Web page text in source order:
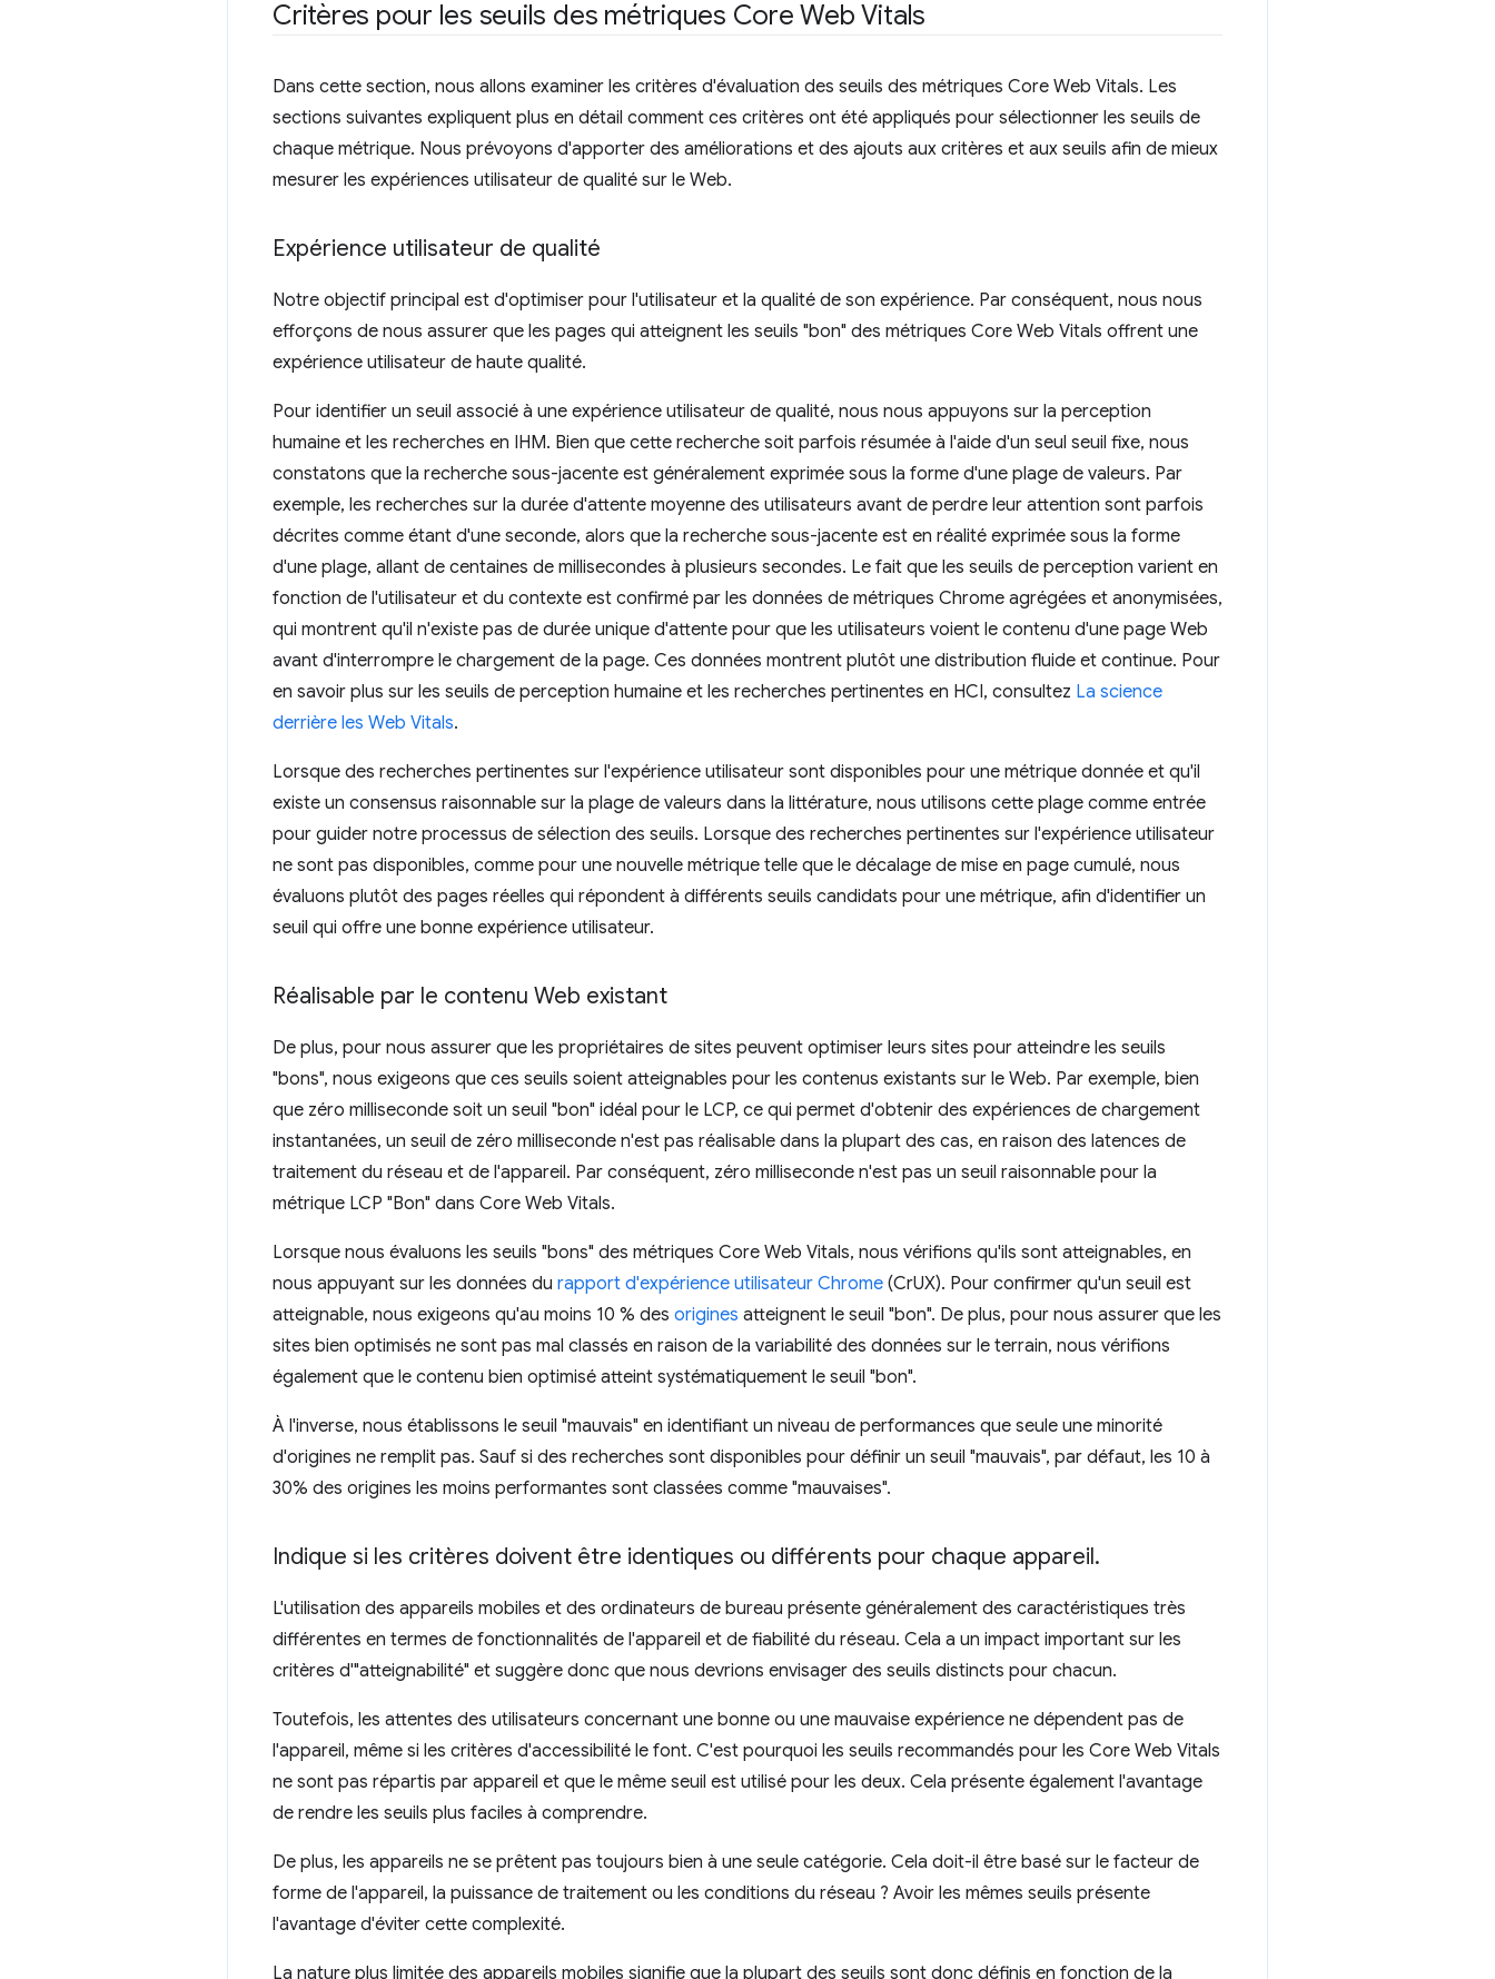
Critères pour les seuils des métriques Core Web Vitals
Dans cette section, nous allons examiner les critères d'évaluation des seuils des métriques Core Web Vitals. Les
sections suivantes expliquent plus en détail comment ces critères ont été appliqués pour sélectionner les seuils de
chaque métrique. Nous prévoyons d'apporter des améliorations et des ajouts aux critères et aux seuils afin de mieux
mesurer les expériences utilisateur de qualité sur le Web.
Expérience utilisateur de qualité
Notre objectif principal est d'optimiser pour l'utilisateur et la qualité de son expérience. Par conséquent, nous nous
efforçons de nous assurer que les pages qui atteignent les seuils "bon" des métriques Core Web Vitals offrent une
expérience utilisateur de haute qualité.
Pour identifier un seuil associé à une expérience utilisateur de qualité, nous nous appuyons sur la perception
humaine et les recherches en IHM. Bien que cette recherche soit parfois résumée à l'aide d'un seul seuil fixe, nous
constatons que la recherche sous-jacente est généralement exprimée sous la forme d'une plage de valeurs. Par
exemple, les recherches sur la durée d'attente moyenne des utilisateurs avant de perdre leur attention sont parfois
décrites comme étant d'une seconde, alors que la recherche sous-jacente est en réalité exprimée sous la forme
d'une plage, allant de centaines de millisecondes à plusieurs secondes. Le fait que les seuils de perception varient en
fonction de l'utilisateur et du contexte est confirmé par les données de métriques Chrome agrégées et anonymisées,
qui montrent qu'il n'existe pas de durée unique d'attente pour que les utilisateurs voient le contenu d'une page Web
avant d'interrompre le chargement de la page. Ces données montrent plutôt une distribution fluide et continue. Pour
en savoir plus sur les seuils de perception humaine et les recherches pertinentes en HCI, consultez La science
derrière les Web Vitals.
Lorsque des recherches pertinentes sur l'expérience utilisateur sont disponibles pour une métrique donnée et qu'il
existe un consensus raisonnable sur la plage de valeurs dans la littérature, nous utilisons cette plage comme entrée
pour guider notre processus de sélection des seuils. Lorsque des recherches pertinentes sur l'expérience utilisateur
ne sont pas disponibles, comme pour une nouvelle métrique telle que le décalage de mise en page cumulé, nous
évaluons plutôt des pages réelles qui répondent à différents seuils candidats pour une métrique, afin d'identifier un
seuil qui offre une bonne expérience utilisateur.
Réalisable par le contenu Web existant
De plus, pour nous assurer que les propriétaires de sites peuvent optimiser leurs sites pour atteindre les seuils
"bons", nous exigeons que ces seuils soient atteignables pour les contenus existants sur le Web. Par exemple, bien
que zéro milliseconde soit un seuil "bon" idéal pour le LCP, ce qui permet d'obtenir des expériences de chargement
instantanées, un seuil de zéro milliseconde n'est pas réalisable dans la plupart des cas, en raison des latences de
traitement du réseau et de l'appareil. Par conséquent, zéro milliseconde n'est pas un seuil raisonnable pour la
métrique LCP "Bon" dans Core Web Vitals.
Lorsque nous évaluons les seuils "bons" des métriques Core Web Vitals, nous vérifions qu'ils sont atteignables, en
nous appuyant sur les données du rapport d'expérience utilisateur Chrome (CrUX). Pour confirmer qu'un seuil est
atteignable, nous exigeons qu'au moins 10 % des origines atteignent le seuil "bon". De plus, pour nous assurer que les
sites bien optimisés ne sont pas mal classés en raison de la variabilité des données sur le terrain, nous vérifions
également que le contenu bien optimisé atteint systématiquement le seuil "bon".
À l'inverse, nous établissons le seuil "mauvais" en identifiant un niveau de performances que seule une minorité
d'origines ne remplit pas. Sauf si des recherches sont disponibles pour définir un seuil "mauvais", par défaut, les 10 à
30% des origines les moins performantes sont classées comme "mauvaises".
Indique si les critères doivent être identiques ou différents pour chaque appareil.
L'utilisation des appareils mobiles et des ordinateurs de bureau présente généralement des caractéristiques très
différentes en termes de fonctionnalités de l'appareil et de fiabilité du réseau. Cela a un impact important sur les
critères d'"atteignabilité" et suggère donc que nous devrions envisager des seuils distincts pour chacun.
Toutefois, les attentes des utilisateurs concernant une bonne ou une mauvaise expérience ne dépendent pas de
l'appareil, même si les critères d'accessibilité le font. C'est pourquoi les seuils recommandés pour les Core Web Vitals
ne sont pas répartis par appareil et que le même seuil est utilisé pour les deux. Cela présente également l'avantage
de rendre les seuils plus faciles à comprendre.
De plus, les appareils ne se prêtent pas toujours bien à une seule catégorie. Cela doit-il être basé sur le facteur de
forme de l'appareil, la puissance de traitement ou les conditions du réseau ? Avoir les mêmes seuils présente
l'avantage d'éviter cette complexité.
La nature plus limitée des appareils mobiles signifie que la plupart des seuils sont donc définis en fonction de la